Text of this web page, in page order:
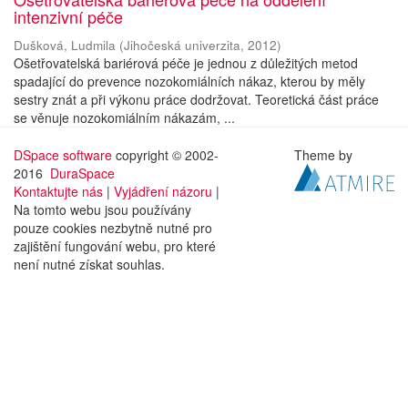
intenzivní péče
Dušková, Ludmila (Jihočeská univerzita, 2012)
Ošetřovatelská bariérová péče je jednou z důležitých metod
spadající do prevence nozokomiálních nákaz, kterou by měly
sestry znát a při výkonu práce dodržovat. Teoretická část práce
se věnuje nozokomiálním nákazám, ...
DSpace software copyright © 2002-
2016 DuraSpace
Kontaktujte nás | Vyjádření názoru |
Na tomto webu jsou používány
pouze cookies nezbytně nutné pro
zajištění fungování webu, pro které
není nutné získat souhlas.
Theme by